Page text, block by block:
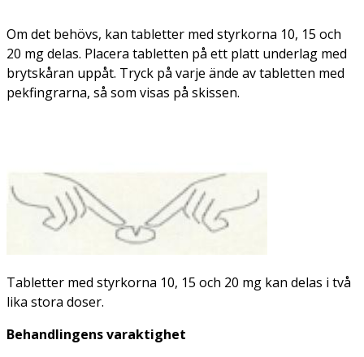
Om det behövs, kan tabletter med styrkorna 10, 15 och
20 mg delas. Placera tabletten på ett platt underlag med
brytskåran uppåt. Tryck på varje ände av tabletten med
pekfingrarna, så som visas på skissen.
Tabletter med styrkorna 10, 15 och 20 mg kan delas i två
lika stora doser.
Behandlingens varaktighet